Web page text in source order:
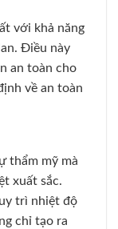
với khả năng
Điều này
an toàn cho
về an toàn
thẩm mỹ mà
xuất sắc.
trì nhiệt độ
chỉ tạo ra